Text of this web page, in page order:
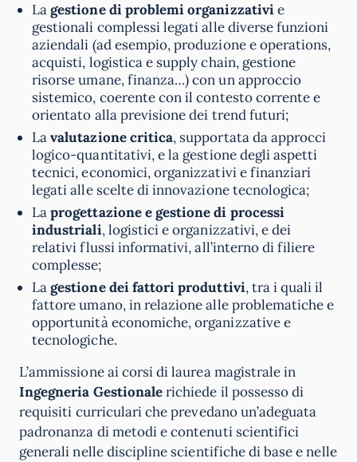
Lagestione di problemi organizzativie
gestionali complessi legati alle diverse funzioni
aziendali (ad esempio, produzione e operations,
acquisti, logistica e supply chain, gestione
risorse umane, finanza…) con un approccio
sistemico, coerente con il contesto corrente e
orientato alla previsione dei trend futuri;
Lavalutazione critica, supportata da approcci
logico-quantitativi, e la gestione degli aspetti
tecnici, economici, organizzativi e finanziari
legati alle scelte di innovazione tecnologica;
Laprogettazione e gestione di processi
industriali, logistici e organizzativi, e dei
relativi flussi informativi, all’interno di filiere
complesse;
Lagestione dei fattori produttivi, tra i quali il
fattore umano, in relazione alle problematiche e
opportunità economiche, organizzative e
tecnologiche.
L’ammissione ai corsi di laurea magistrale in
Ingegneria Gestionalerichiede il possesso di
requisiti curriculari che prevedano un’adeguata
padronanza di metodi e contenuti scientifici
generali nelle discipline scientifiche di base e nelle